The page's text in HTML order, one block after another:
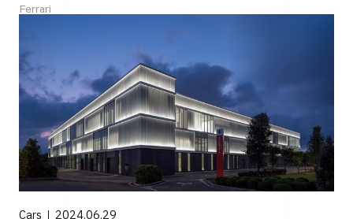
Ferrari
Cars 2024.06.29